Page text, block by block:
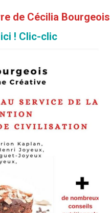
de Cécilia Bourgeois
! Clic-clic